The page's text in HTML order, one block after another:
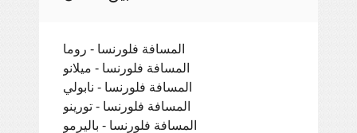
المسافة فلورنسا - روما
المسافة فلورنسا - ميلانو
المسافة فلورنسا - نابولي
المسافة فلورنسا - تورينو
المسافة فلورنسا - باليرمو